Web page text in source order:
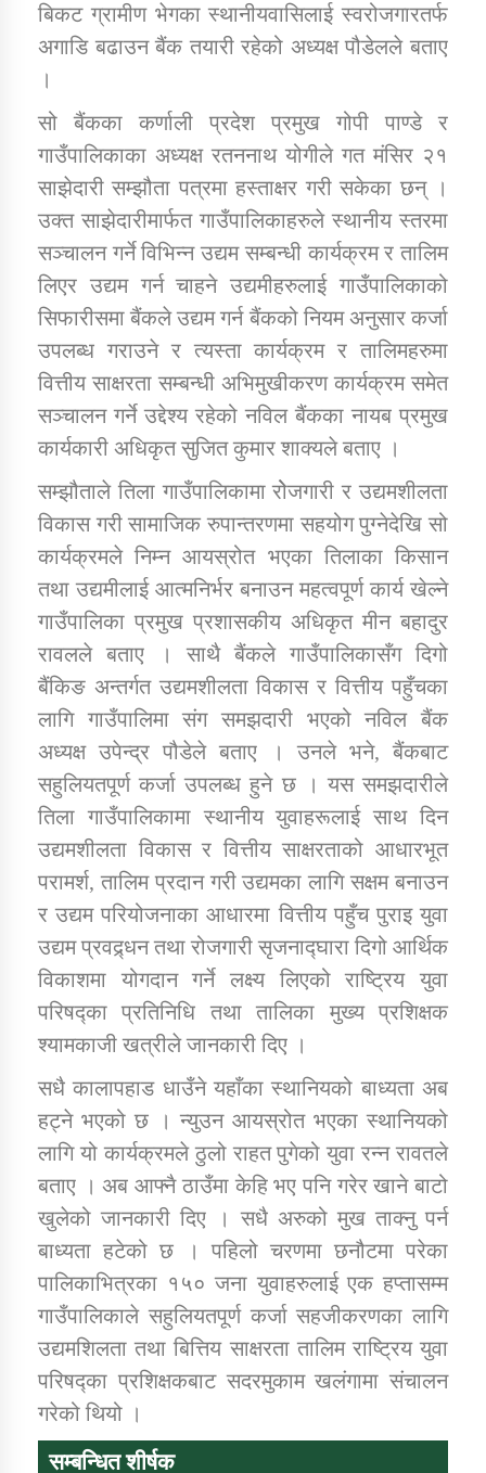
तातोपानी गाउँपालिकाको न्यायिक समिति सम्बन्धी सन्देश
तातोपानी गाउँपालिका जुम्लाको महिला तथा लैङ्गिक हिंसा
तातोपानी गाउँपालिका जुम्लाको महिनावारी सम्बन्धिकाे
सन्देश
तातोपानी गाउँपालिका जुम्लाको बालविवाह सन्देश
तातोपानी गाउँपालिका जुम्लाको सूचना
तातोपानी गाउँपालिका जुम्लाको सूचना
बिकट ग्रामीण भेगका स्थानीयवासिलाई स्वरोजगारतर्फ
अगाडि बढाउन बैंक तयारी रहेको अध्यक्ष पौडेलले बताए
।
सो बैंकका कर्णाली प्रदेश प्रमुख गोपी पाण्डे र
गाउँपालिकाका अध्यक्ष रतननाथ योगीले गत मंसिर २१
साझेदारी सम्झौता पत्रमा हस्ताक्षर गरी सकेका छन् ।
उक्त साझेदारीमार्फत गाउँपालिकाहरुले स्थानीय स्तरमा
सञ्चालन गर्ने विभिन्न उद्यम सम्बन्धी कार्यक्रम र तालिम
लिएर उद्यम गर्न चाहने उद्यमीहरुलाई गाउँपालिकाको
सिफारीसमा बैंकले उद्यम गर्न बैंकको नियम अनुसार कर्जा
उपलब्ध गराउने र त्यस्ता कार्यक्रम र तालिमहरुमा
वित्तीय साक्षरता सम्बन्धी अभिमुखीकरण कार्यक्रम समेत
सञ्चालन गर्ने उद्देश्य रहेको नविल बैंकका नायब प्रमुख
कार्यकारी अधिकृत सुजित कुमार शाक्यले बताए ।
सम्झौताले तिला गाउँपालिकामा रोेजगारी र उद्यमशीलता
विकास गरी सामाजिक रुपान्तरणमा सहयोग पुग्नेदेखि सो
कार्यक्रमले निम्न आयस्रोत भएका तिलाका किसान
तथा उद्यमीलाई आत्मनिर्भर बनाउन महत्वपूर्ण कार्य खेल्ने
गाउँपालिका प्रमुख प्रशासकीय अधिकृत मीन बहादुर
रावलले बताए । साथै बैंकले गाउँपालिकासँग दिगो
बैंकिङ अन्तर्गत उद्यमशीलता विकास र वित्तीय पहुँचका
लागि गाउँपालिमा संग समझदारी भएको नविल बैंक
अध्यक्ष उपेन्द्र पौडेले बताए । उनले भने, बैंकबाट
सहुलियतपूर्ण कर्जा उपलब्ध हुने छ । यस समझदारीले
तिला गाउँपालिकामा स्थानीय युवाहरूलाई साथ दिन
उद्यमशीलता विकास र वित्तीय साक्षरताको आधारभूत
परामर्श, तालिम प्रदान गरी उद्यमका लागि सक्षम बनाउन
र उद्यम परियोजनाका आधारमा वित्तीय पहुँच पुराइ युवा
उद्यम प्रवद्र्धन तथा रोजगारी सृजनाद्घारा दिगो आर्थिक
विकाशमा योगदान गर्ने लक्ष्य लिएको राष्ट्रिय युवा
परिषद्का प्रतिनिधि तथा तालिका मुख्य प्रशिक्षक
श्यामकाजी खत्रीले जानकारी दिए ।
सधै कालापहाड धाउँने यहाँका स्थानियको बाध्यता अब
हट्ने भएको छ । न्युउन आयस्रोत भएका स्थानियको
लागि यो कार्यक्रमले ठुलो राहत पुगेको युवा रन्न रावतले
बताए । अब आफ्नै ठाउँमा केहि भए पनि गरेर खाने बाटो
खुलेको जानकारी दिए । सधै अरुको मुख ताक्नु पर्न
बाध्यता हटेको छ । पहिलो चरणमा छनौटमा परेका
पालिकाभित्रका १५० जना युवाहरुलाई एक हप्तासम्म
गाउँपालिकाले सहुलियतपूर्ण कर्जा सहजीकरणका लागि
उद्यमशिलता तथा बित्तिय साक्षरता तालिम राष्ट्रिय युवा
परिषद्का प्रशिक्षकबाट सदरमुकाम खलंगामा संचालन
गरेको थियो ।
सम्बन्धित शीर्षक